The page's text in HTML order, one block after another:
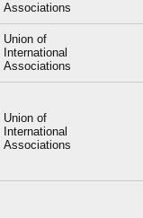
Associations
Union of
International
Associations
Union of
International
Associations